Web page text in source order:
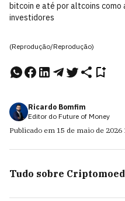
bitcoin e até por altcoins como
investidores
(Reprodução/Reprodução)
Ricardo Bomfim
Editor do Future of Money
Publicado em 15 de maio de 2026
Tudo sobre